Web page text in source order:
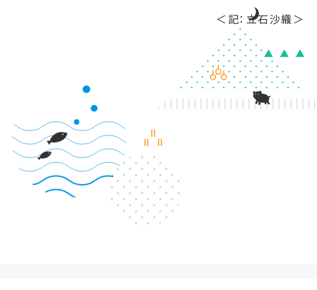
＜記：立石沙織＞